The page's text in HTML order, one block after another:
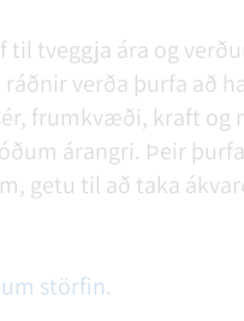
til tveggja ára og
ráðnir verða þurfa að
frumkvæði, kraft
árangri. Þeir
getu til að taka
störfin.